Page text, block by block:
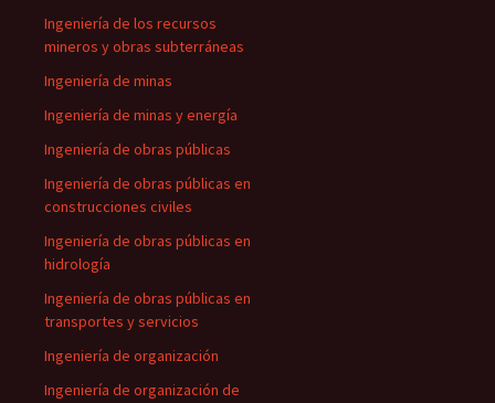
Ingeniería de los recursos
mineros y obras subterráneas
Ingeniería de minas
Ingeniería de minas y energía
Ingeniería de obras públicas
Ingeniería de obras públicas en
construcciones civiles
Ingeniería de obras públicas en
hidrología
Ingeniería de obras públicas en
transportes y servicios
Ingeniería de organización
Ingeniería de organización de